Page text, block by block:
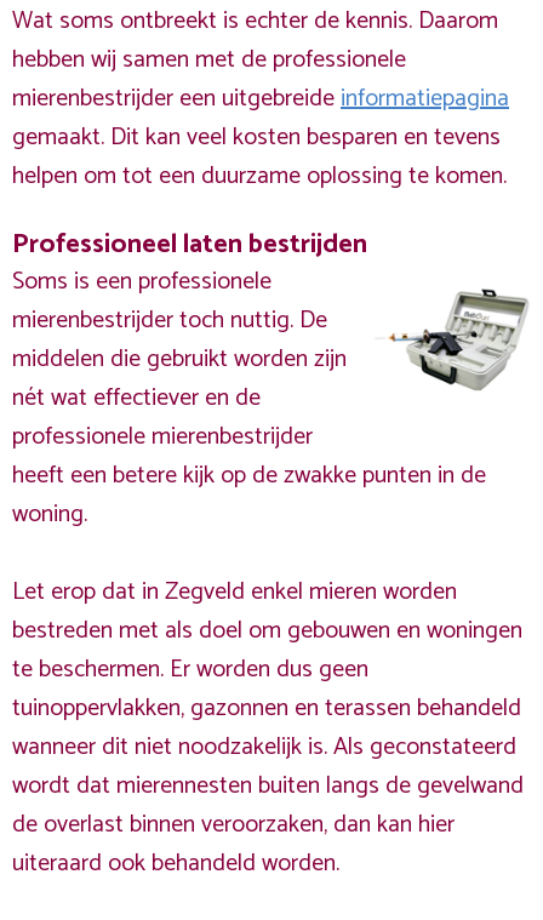
Wat soms ontbreekt is echter de kennis. Daarom
hebben wij samen met de professionele
mierenbestrijder een uitgebreideinformatiepagina
gemaakt. Dit kan veel kosten besparen en tevens
helpen om tot een duurzame oplossing te komen.
Professioneel laten bestrijden
Soms is een professionele
mierenbestrijder toch nuttig. De
middelen die gebruikt worden zijn
nét wat effectiever en de
professionele mierenbestrijder
heeft een betere kijk op de zwakke punten in de
woning.
Let erop dat in Zegveld enkel mieren worden
bestreden met als doel om gebouwen en woningen
te beschermen. Er worden dus geen
tuinoppervlakken, gazonnen en terassen behandeld
wanneer dit niet noodzakelijk is. Als geconstateerd
wordt dat mierennesten buiten langs de gevelwand
de overlast binnen veroorzaken, dan kan hier
uiteraard ook behandeld worden.